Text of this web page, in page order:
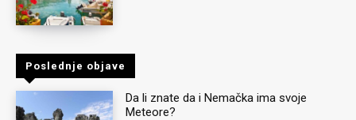
Poslednje objave
Da li znate da i Nemačka ima svoje
Meteore?